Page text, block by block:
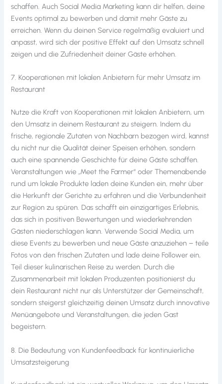
schaffen. Auch Social Media Marketing kann dir helfen, deine
Events optimal zu bewerben und damit mehr Gäste zu
erreichen. Wenn du deinen Service regelmäßig evaluiert und
anpasst, wird sich der positive Effekt auf den Umsatz schnell
zeigen und die Zufriedenheit deiner Gäste erhöhen.
7. Kooperationen mit lokalen Anbietern für mehr Umsatz im
Restaurant
Nutze die Kraft von Kooperationen mit lokalen Anbietern, um
den Umsatz in deinem Restaurant zu steigern. Indem du
frische, regionale Zutaten von Nachbarn bezogen wird, kannst
du nicht nur die Qualität deiner Speisen erhöhen, sondern
auch eine spannende Geschichte für deine Gäste schaffen.
Veranstaltungen wie „Meet the Farmer“ oder Themenabende
rund um lokale Produkte laden deine Kunden ein, mehr über
die Herkunft der Gerichte zu erfahren und die Verbundenheit
zur Region zu spüren. Das schafft ein einzigartiges Erlebnis,
das sich in positiven Bewertungen und wiederkehrenden
Gästen niederschlagen kann. Verwende Social Media, um
diese Events zu bewerben und neue Gäste anzuziehen – teile
Fotos von den frischen Zutaten und lade deine Follower ein,
Teil dieser kulinarischen Reise zu werden. Durch die
Zusammenarbeit mit lokalen Produzenten positionierst du
dein Restaurant nicht nur als Unterstützer der Gemeinschaft,
sondern steigerst gleichzeitig deinen Umsatz durch innovative
Menüangebote und Veranstaltungen, die jeden Gast
begeistern.
8. Die Bedeutung von Kundenfeedback für kontinuierliche
Umsatzsteigerung